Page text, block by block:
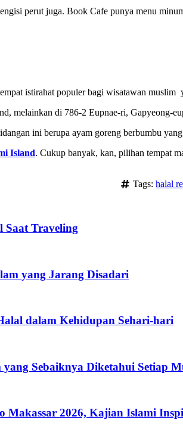
perut juga. Book Cafe punya menu
istirahat populer bagi wisatawan
melainkan di 786-2 Eupnae-ri, Gapyeong-
ini berupa ayam goreng berbumbu
Island. Cukup banyak, kan, pilihan tempat
Tags: halal
Saat Traveling
yang Jarang Disadari
dalam Kehidupan Sehari-hari
Sebaiknya Diketahui Setiap
Makassar 2026, Kajian Islami